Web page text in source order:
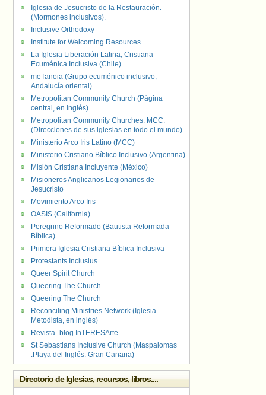
Iglesia de Jesucristo de la Restauración.
(Mormones inclusivos).
Inclusive Orthodoxy
Institute for Welcoming Resources
La Iglesia Liberación Latina, Cristiana
Ecuménica Inclusiva (Chile)
meTanoia (Grupo ecuménico inclusivo,
Andalucía oriental)
Metropolitan Community Church (Página
central, en inglés)
Metropolitan Community Churches. MCC.
(Direcciones de sus iglesias en todo el mundo)
Ministerio Arco Iris Latino (MCC)
Ministerio Cristiano Bíblico Inclusivo (Argentina)
Misión Cristiana Incluyente (México)
Misioneros Anglicanos Legionarios de
Jesucristo
Movimiento Arco Iris
OASIS (California)
Peregrino Reformado (Bautista Reformada
Bíblica)
Primera Iglesia Cristiana Bíblica Inclusiva
Protestants Inclusius
Queer Spirit Church
Queering The Church
Queering The Church
Reconciling Ministries Network (Iglesia
Metodista, en inglés)
Revista- blog InTERESArte.
St Sebastians Inclusive Church (Maspalomas
.Playa del Inglés. Gran Canaria)
Directorio de Iglesias, recursos, libros....